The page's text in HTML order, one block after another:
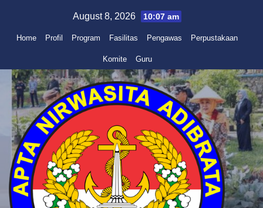
content
August 8, 2026 10:07 am
Home Profil Program Fasilitas Pengawas Perpustakaan
Komite Guru